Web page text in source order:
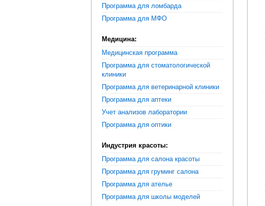
Программа для ломбарда
Программа для МФО
Медицина:
Медицинская программа
Программа для стоматологической
клиники
Программа для ветеринарной клиники
Программа для аптеки
Учет анализов лаборатории
Программа для оптики
Индустрия красоты:
Программа для салона красоты
Программа для груминг салона
Программа для ателье
Программа для школы моделей